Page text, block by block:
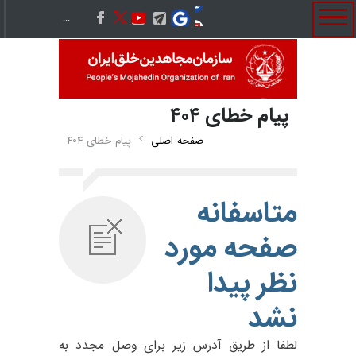
پيام خطای ۴۰۴
صفحه اصلی پيام خطای ۴۰۴
متاسفانه
صفحه مورد
نظر پيدا
نشد
لطفا از طريق آدرس زير براى وصل مجدد به